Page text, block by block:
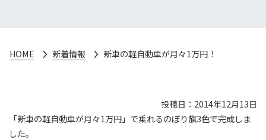
HOME 新着情報 新車の軽自動車が月々1万円！
投稿日：2014年12月13日
「新車の軽自動車が月々1万円」で乗れるのぼり旗3色で完成しま
した。